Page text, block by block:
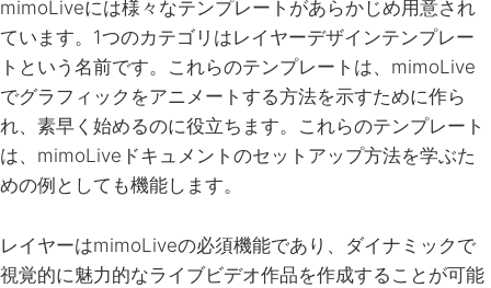
mimoLiveには様々なテンプレートがあらかじめ用意され
ています。1つのカテゴリはレイヤーデザインテンプレー
トという名前です。これらのテンプレートは、mimoLive
でグラフィックをアニメートする方法を示すために作ら
れ、素早く始めるのに役立ちます。これらのテンプレート
は、mimoLiveドキュメントのセットアップ方法を学ぶた
めの例としても機能します。
レイヤーはmimoLiveの必須機能であり、ダイナミックで
視覚的に魅力的なライブビデオ作品を作成することが可能